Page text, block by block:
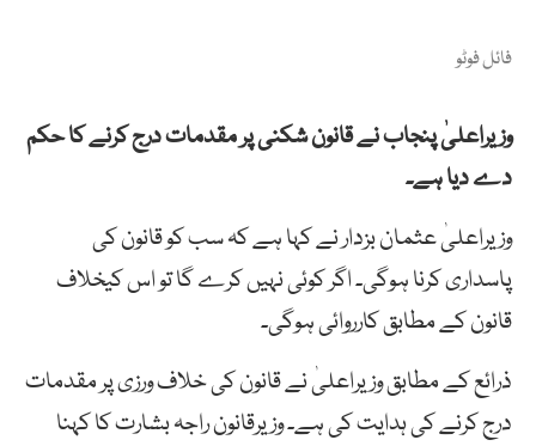
فائل فوٹو
وزیراعلیٰ پنجاب نے قانون شکنی پر مقدمات درج کرنے کا حکم
دے دیا ہے۔
وزیراعلیٰ عثمان بزدار نے کہا ہے کہ سب کو قانون کی
پاسداری کرنا ہوگی۔ اگر کوئی نہیں کرے گا تو اس کیخلاف
قانون کے مطابق کارروائی ہوگی۔
ذرائع کے مطابق وزیراعلیٰ نے قانون کی خلاف ورزی پر مقدمات
درج کرنے کی ہدایت کی ہے۔ وزیرقانون راجہ بشارت کا کہنا